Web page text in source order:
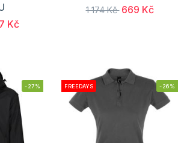
Kč
1 174 Kč 669 Kč
-27% FREEDAYS -26%